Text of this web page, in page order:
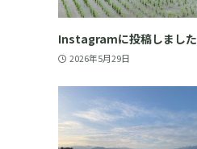
Instagramに投稿しました
2026年5月29日